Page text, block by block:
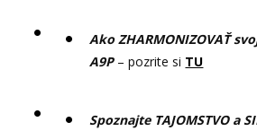
Ako ZHARMONIZOVAŤ
A9P– pozrite si TU
Spoznajte TAJOMSTVO a